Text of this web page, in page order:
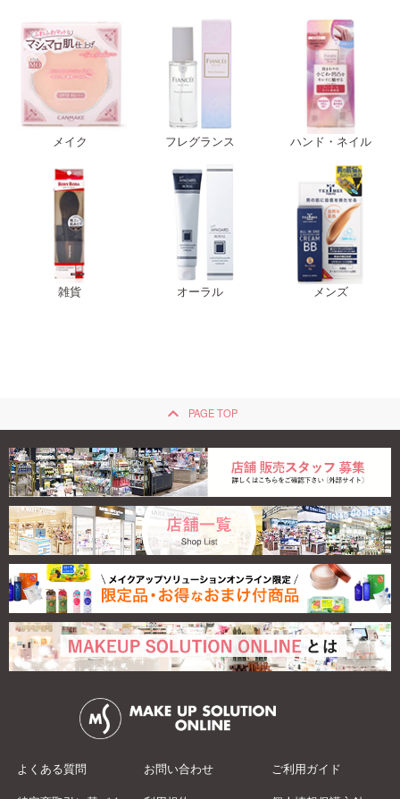
メイク フレグランス ハンド・ネイル
雑貨 オーラル メンズ
keyboard_arrow_up PAGE TOP
よくある質問 お問い合わせ ご利用ガイド